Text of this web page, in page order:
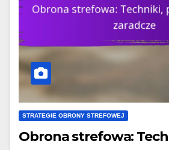
STRATEGIE OBRONY STREFOWEJ
Obrona strefowa: